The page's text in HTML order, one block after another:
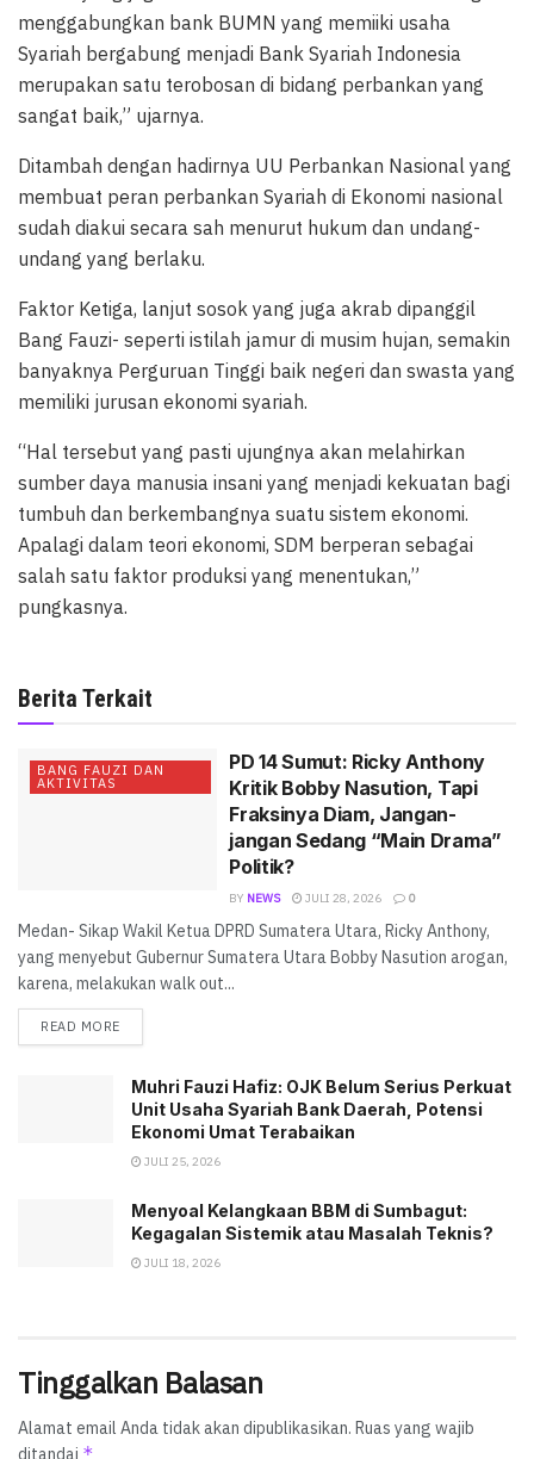
menggabungkan bank BUMN yang memiiki usaha
Syariah bergabung menjadi Bank Syariah Indonesia
merupakan satu terobosan di bidang perbankan yang
sangat baik,” ujarnya.
Ditambah dengan hadirnya UU Perbankan Nasional yang
membuat peran perbankan Syariah di Ekonomi nasional
sudah diakui secara sah menurut hukum dan undang-
undang yang berlaku.
Faktor Ketiga, lanjut sosok yang juga akrab dipanggil
Bang Fauzi- seperti istilah jamur di musim hujan, semakin
banyaknya Perguruan Tinggi baik negeri dan swasta yang
memiliki jurusan ekonomi syariah.
“Hal tersebut yang pasti ujungnya akan melahirkan
sumber daya manusia insani yang menjadi kekuatan bagi
tumbuh dan berkembangnya suatu sistem ekonomi.
Apalagi dalam teori ekonomi, SDM berperan sebagai
salah satu faktor produksi yang menentukan,”
pungkasnya.
Berita Terkait
BANG FAUZI DAN
AKTIVITAS
PD 14 Sumut: Ricky Anthony
Kritik Bobby Nasution, Tapi
Fraksinya Diam, Jangan-
jangan Sedang “Main Drama”
Politik?
BY NEWS JULI 28, 2026 0
Medan- Sikap Wakil Ketua DPRD Sumatera Utara, Ricky Anthony,
yang menyebut Gubernur Sumatera Utara Bobby Nasution arogan,
karena, melakukan walk out...
READ MORE
Muhri Fauzi Hafiz: OJK Belum Serius Perkuat
Unit Usaha Syariah Bank Daerah, Potensi
Ekonomi Umat Terabaikan
JULI 25, 2026
Menyoal Kelangkaan BBM di Sumbagut:
Kegagalan Sistemik atau Masalah Teknis?
JULI 18, 2026
Tinggalkan Balasan
Alamat email Anda tidak akan dipublikasikan. Ruas yang wajib
ditandai *